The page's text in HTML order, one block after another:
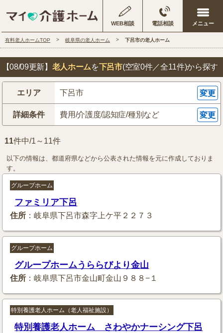
WEB相談 電話相談
有料老人ホームTOP 岐阜県の老人ホーム 下呂市の老人ホーム
【08/09更新】 老人ホームを下呂市(空室0件／全11件)から探す
エリア 下呂市 変更
詳細条件 費用/介護度/認知症/種別など 変更
11件中/1～11件
以下の情報は、都道府県などから公表された情報を元に作成しておりま
す。
グループホーム
ファミリア下呂
住所 ：岐阜県下呂市森字上ケ平２２７３
グループホーム
グループホームうららびより金山
住所 ：岐阜県下呂市金山町金山９８８−１
特別養護老人ホーム（老人福祉施設）
特別養護老人ホーム さわやかナーシング下呂